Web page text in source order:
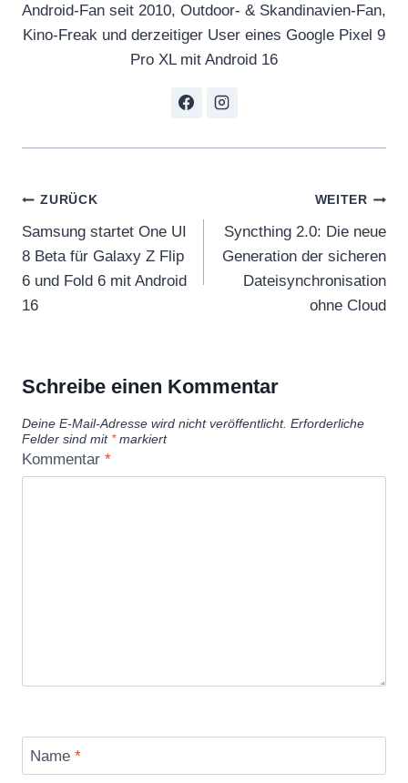
Android-Fan seit 2010, Outdoor- & Skandinavien-Fan,
Kino-Freak und derzeitiger User eines Google Pixel 9
Pro XL mit Android 16
Beitragsnavigation
ZURÜCK
Samsung startet One UI
8 Beta für Galaxy Z Flip
6 und Fold 6 mit Android
16
WEITER
Syncthing 2.0: Die neue
Generation der sicheren
Dateisynchronisation
ohne Cloud
Schreibe einen Kommentar
Deine E-Mail-Adresse wird nicht veröffentlicht. Erforderliche
Felder sind mit *markiert
Kommentar *
Name *